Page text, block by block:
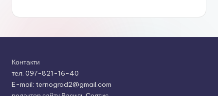
Контакти
тел. 097-821-16-40
E-mail: ternograd2@gmail.com